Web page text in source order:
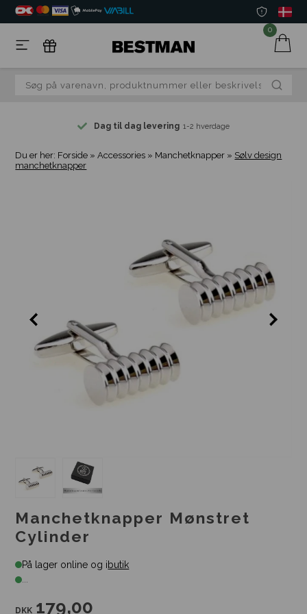
0
Dag til dag levering 1-2 hverdage
Du er her: Forside »Accessories » Manchetknapper » Sølv design
manchetknapper
Manchetknapper Mønstret
Cylinder
På lager online og ibutik
...
DKK 179,00